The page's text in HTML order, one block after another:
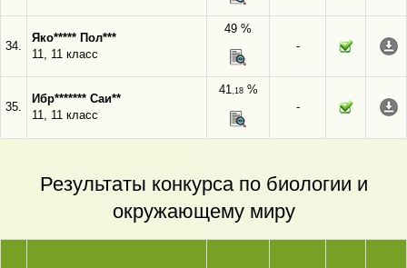
34.
Яко***** Пол***
11, 11 класс
49 %
-
35.
Ибр******* Саи**
11, 11 класс
41,18%
-
Результаты конкурса по биологии и
окружающему миру